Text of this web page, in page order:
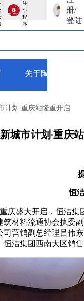
注
小
程
序
册/
登陆
关于陶博会
计划·重庆站隆重开启
城市计划·重庆
恒
盛大开启，恒洁集
材料流通协会执委
营销副总经理吕伟
洁集团西南大区销